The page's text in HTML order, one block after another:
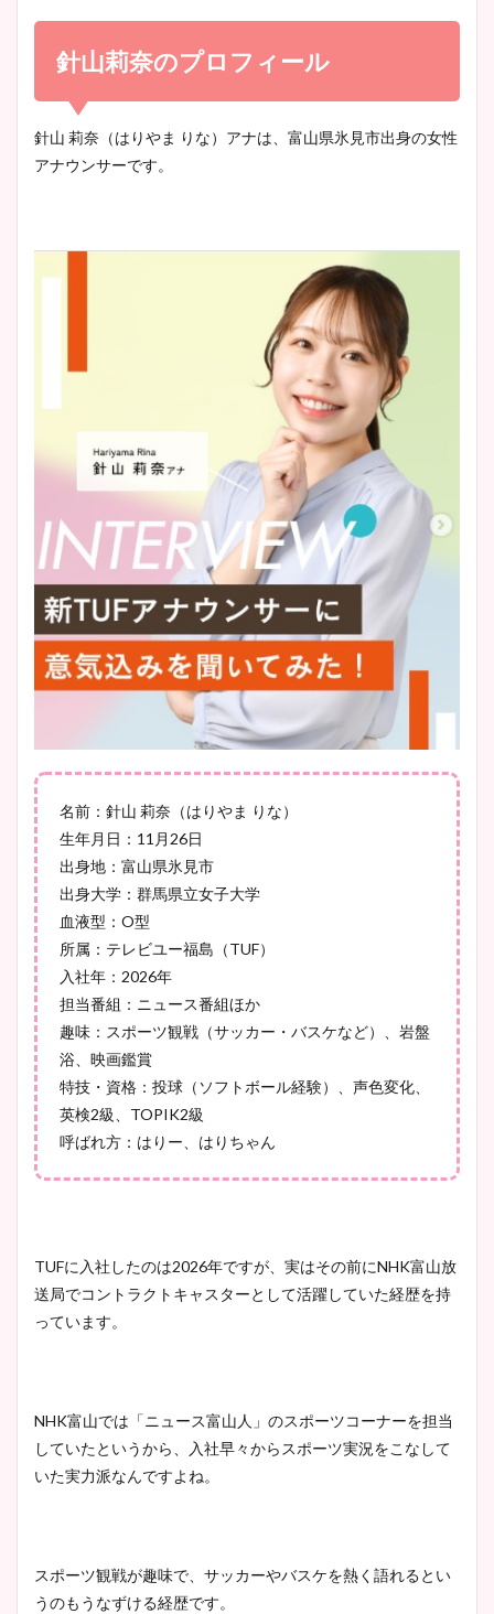
宇賀神メグアナのニット画像
まとめた！
小室瑛莉子のカップ画像まと
め！足が美脚でニット衣装も
大家彩香アナのかわいいカッ
プ画像まとめ！同期や実家に
wikiプロフも！
安藤萌々アナのカップ画像や
ニット衣装まとめ！美足の筋
肉も凄い！
鈴木唯の太ってた時の体重が
ヤバすぎww原因や痩せたダ
像比較！
豊島実季アナのカップ画像ま
とめ！美脚や水着姿に年齢も
宇賀神メグアナのニット画像
まとめ！足も美脚でカップも
池谷実悠アナのメガネ画像が
かわいい！カップや水着姿も
針山莉奈のプロフィール
針山 莉奈（はりやま りな）アナは、富山県氷見市出身の女性
アナウンサーです。
名前：針山 莉奈（はりやま りな）
生年月日：11月26日
出身地：富山県氷見市
出身大学：群馬県立女子大学
血液型：O型
所属：テレビユー福島（TUF）
入社年：2026年
担当番組：ニュース番組ほか
趣味：スポーツ観戦（サッカー・バスケなど）、岩盤
浴、映画鑑賞
特技・資格：投球（ソフトボール経験）、声色変化、
英検2級、TOPIK2級
呼ばれ方：はりー、はりちゃん
TUFに入社したのは2026年ですが、実はその前にNHK富山放
送局でコントラクトキャスターとして活躍していた経歴を持
っています。
NHK富山では「ニュース富山人」のスポーツコーナーを担当
していたというから、入社早々からスポーツ実況をこなして
いた実力派なんですよね。
スポーツ観戦が趣味で、サッカーやバスケを熱く語れるとい
うのもうなずける経歴です。